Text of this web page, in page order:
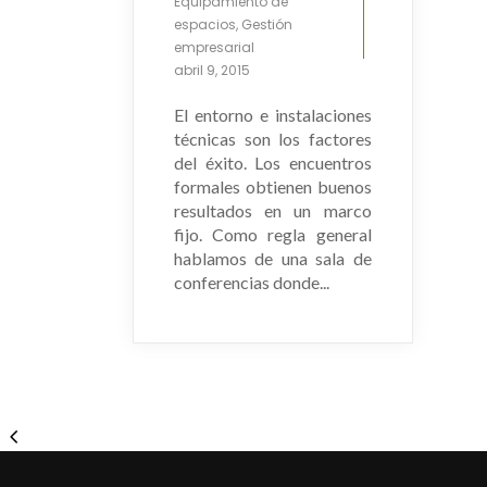
espacios, Gestión
empresarial
abril 9, 2015
El entorno e instalaciones
técnicas son los factores
del éxito. Los encuentros
formales obtienen buenos
resultados en un marco
fijo. Como regla general
hablamos de una sala de
conferencias donde...